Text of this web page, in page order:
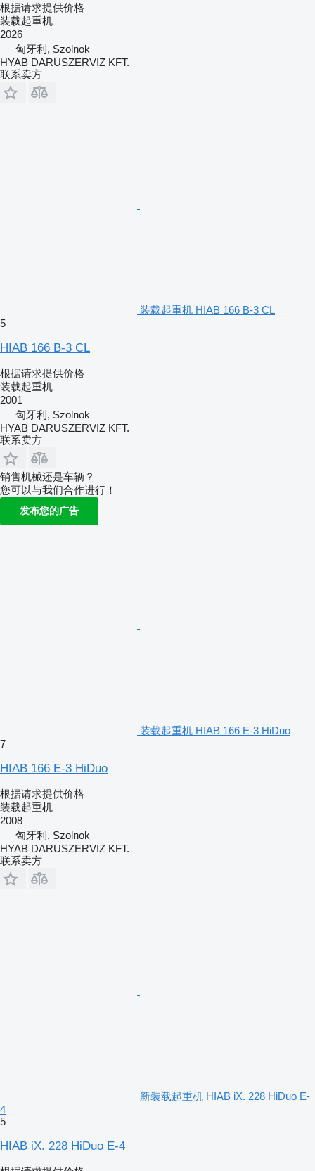
根据请求提供价格
装载起重机
2026
匈牙利, Szolnok
HYAB DARUSZERVIZ KFT.
联系卖方
装载起重机 HIAB 166 B-3 CL
5
HIAB 166 B-3 CL
根据请求提供价格
装载起重机
2001
匈牙利, Szolnok
HYAB DARUSZERVIZ KFT.
联系卖方
销售机械还是车辆？
您可以与我们合作进行！
发布您的广告
装载起重机 HIAB 166 E-3 HiDuo
7
HIAB 166 E-3 HiDuo
根据请求提供价格
装载起重机
2008
匈牙利, Szolnok
HYAB DARUSZERVIZ KFT.
联系卖方
新装载起重机 HIAB iX. 228 HiDuo E-
4
5
HIAB iX. 228 HiDuo E-4